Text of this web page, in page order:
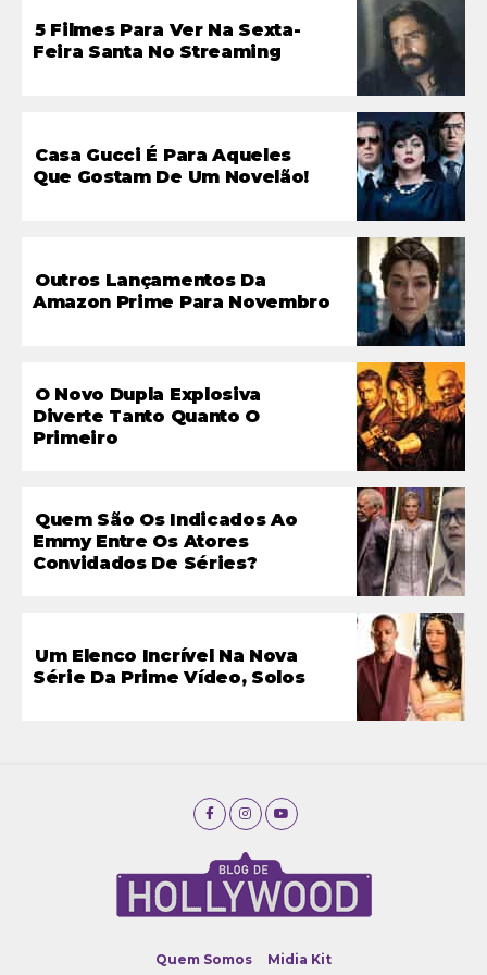
5 Filmes Para Ver Na Sexta-
Feira Santa No Streaming
Casa Gucci É Para Aqueles
Que Gostam De Um Novelão!
Outros Lançamentos Da
Amazon Prime Para Novembro
O Novo Dupla Explosiva
Diverte Tanto Quanto O
Primeiro
Quem São Os Indicados Ao
Emmy Entre Os Atores
Convidados De Séries?
Um Elenco Incrível Na Nova
Série Da Prime Vídeo, Solos
Quem Somos Midia Kit